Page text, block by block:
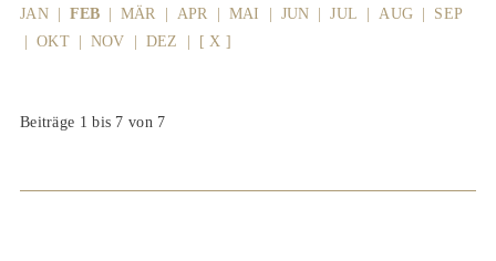
JAN| FEB| MÄR APR MAI JUN |JUL |AUG
SEP
OKT| NOV DEZ [ X ]
Beiträge 1 bis 7 von 7